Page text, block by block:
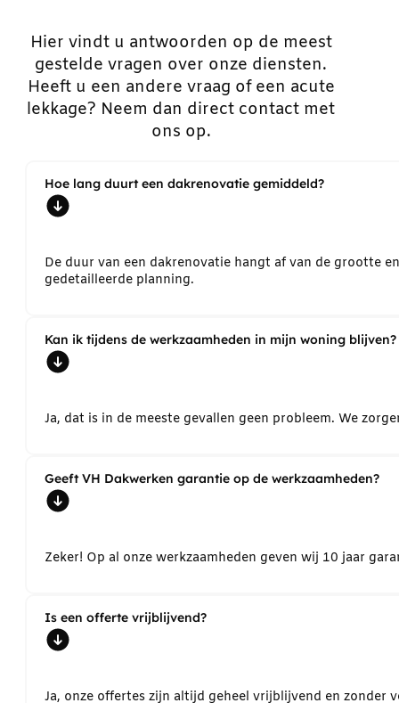
Hier vindt u antwoorden op de meest
gestelde vragen over onze diensten.
Heeft u een andere vraag of een acute
lekkage? Neem dan direct contact met
ons op.
Hoe lang duurt een dakrenovatie gemiddeld?
De duur van een dakrenovatie hangt af van de grootte
gedetailleerde planning.
Kan ik tijdens de werkzaamheden in mijn woning blijven?
Ja, dat is in de meeste gevallen geen probleem. We
Geeft VH Dakwerken garantie op de werkzaamheden?
Zeker! Op al onze werkzaamheden geven wij 10 jaar
Is een offerte vrijblijvend?
Ja, onze offertes zijn altijd geheel vrijblijvend en